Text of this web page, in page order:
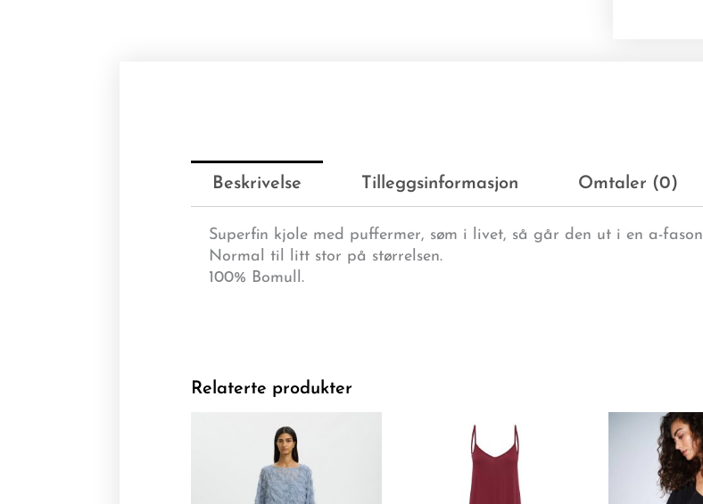
Beskrivelse Tilleggsinformasjon Omtaler (0)
Superfin kjole med puffermer, søm i livet, så går den ut i en a-
Normal til litt stor på størrelsen.
100% Bomull.
Relaterte produkter